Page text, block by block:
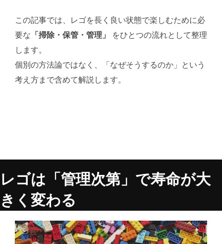
この記事では、レゴを長く良い状態で楽しむために必
要な 「掃除・保管・管理」
をひとつの流れとして整理
します。
個別の方法論ではなく、「なぜそうするのか」という
考え方まで含めて解説します。
レゴは「管理次第」で寿命が大
きく変わる